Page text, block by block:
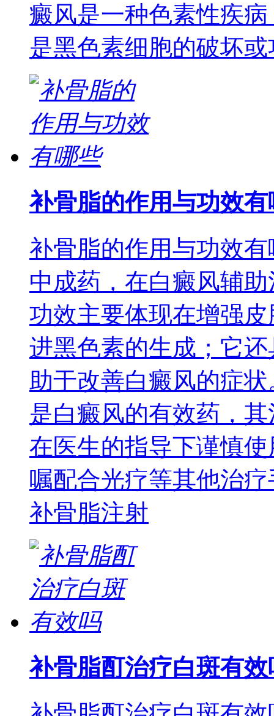
癜风是一种色素性疾
是黑色素细胞的破坏
补骨脂的作用与功效有
补骨脂的作用与功效
中成药，在白癜风辅
功效主要体现在增强
进黑色素的生成；它
助于改善白癜风的症
是白癜风的有效药，
在医生的指导下谨慎
嘱配合光疗等其他治
补骨脂注射
补骨脂酊治疗白斑有效